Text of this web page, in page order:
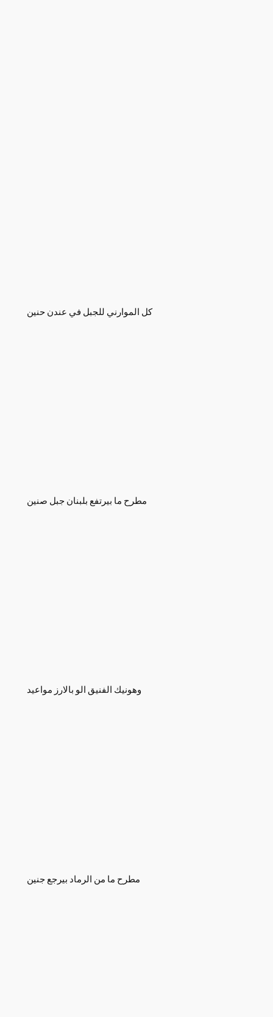
كل الموارني للجبل في عندن حنين
مطرح ما بيرتفع بلبنان جبل صنين
وهونيك الفنيق الو بالارز مواعيد
مطرح ما من الرماد بيرجع جنين